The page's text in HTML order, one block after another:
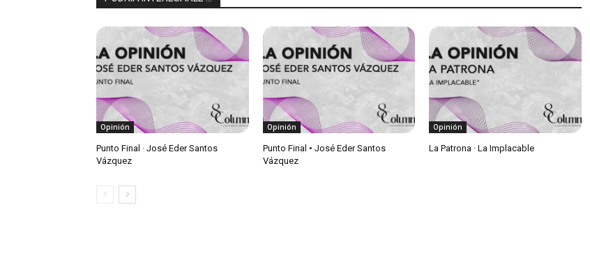
Opinión
Punto Final · José Eder Santos
Vázquez
Opinión
Punto Final • José Eder Santos
Vázquez
Opinión
La Patrona · La Implacable